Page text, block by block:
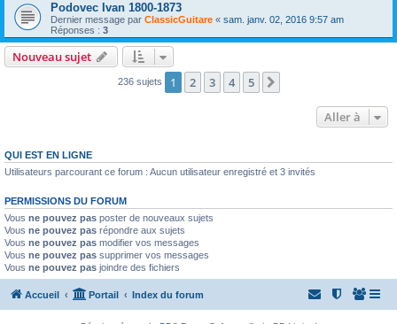
Podovec Ivan 1800-1873
Dernier message par ClassicGuitare « sam. janv. 02, 2016 9:57 am
Réponses : 3
Nouveau sujet
236 sujets 1 2 3 4 5
Aller à
QUI EST EN LIGNE
Utilisateurs parcourant ce forum : Aucun utilisateur enregistré et 3 invités
PERMISSIONS DU FORUM
Vous ne pouvez pas poster de nouveaux sujets
Vous ne pouvez pas répondre aux sujets
Vous ne pouvez pas modifier vos messages
Vous ne pouvez pas supprimer vos messages
Vous ne pouvez pas joindre des fichiers
Accueil Portail Index du forum